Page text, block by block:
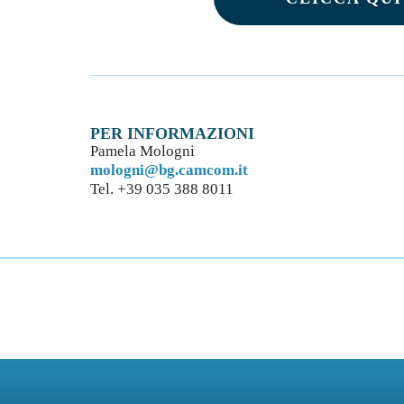
PER INFORMAZIONI
Pamela Mologni
mologni@bg.camcom.it
Tel. +39 035 388 8011